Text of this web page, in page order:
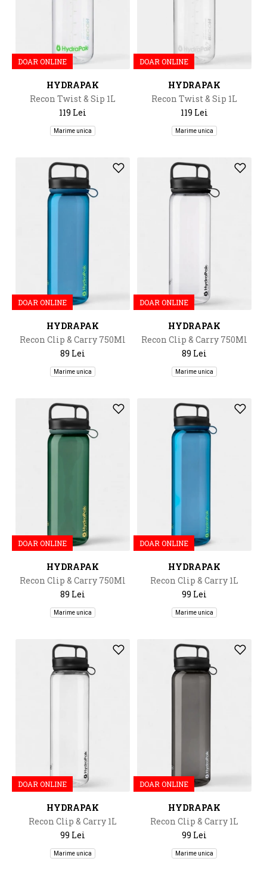
DOAR ONLINE
HYDRAPAK
Recon Twist & Sip 1L
119 Lei
Marime unica
DOAR ONLINE
HYDRAPAK
Recon Twist & Sip 1L
119 Lei
Marime unica
DOAR ONLINE
HYDRAPAK
Recon Clip & Carry 750Ml
89 Lei
Marime unica
DOAR ONLINE
HYDRAPAK
Recon Clip & Carry 750Ml
89 Lei
Marime unica
DOAR ONLINE
HYDRAPAK
Recon Clip & Carry 750Ml
89 Lei
Marime unica
DOAR ONLINE
HYDRAPAK
Recon Clip & Carry 1L
99 Lei
Marime unica
DOAR ONLINE
HYDRAPAK
Recon Clip & Carry 1L
99 Lei
Marime unica
DOAR ONLINE
HYDRAPAK
Recon Clip & Carry 1L
99 Lei
Marime unica